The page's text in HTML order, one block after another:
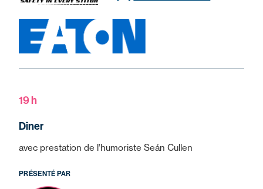
19 h
Dîner
avec prestation de l’humoriste Seán Cullen
PRÉSENTÉ PAR